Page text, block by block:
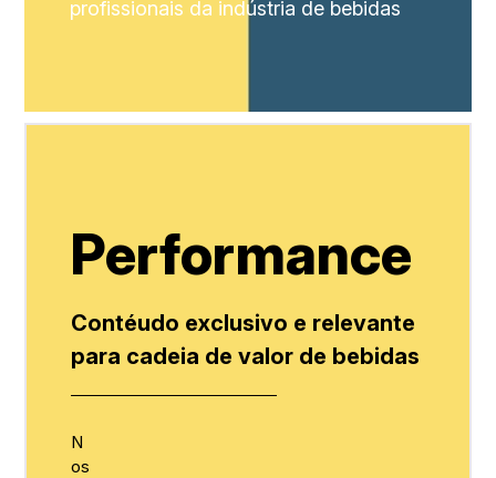
profissionais da indústria de bebidas
Performance
Contéudo exclusivo e relevante
para cadeia de valor de bebidas
N
os